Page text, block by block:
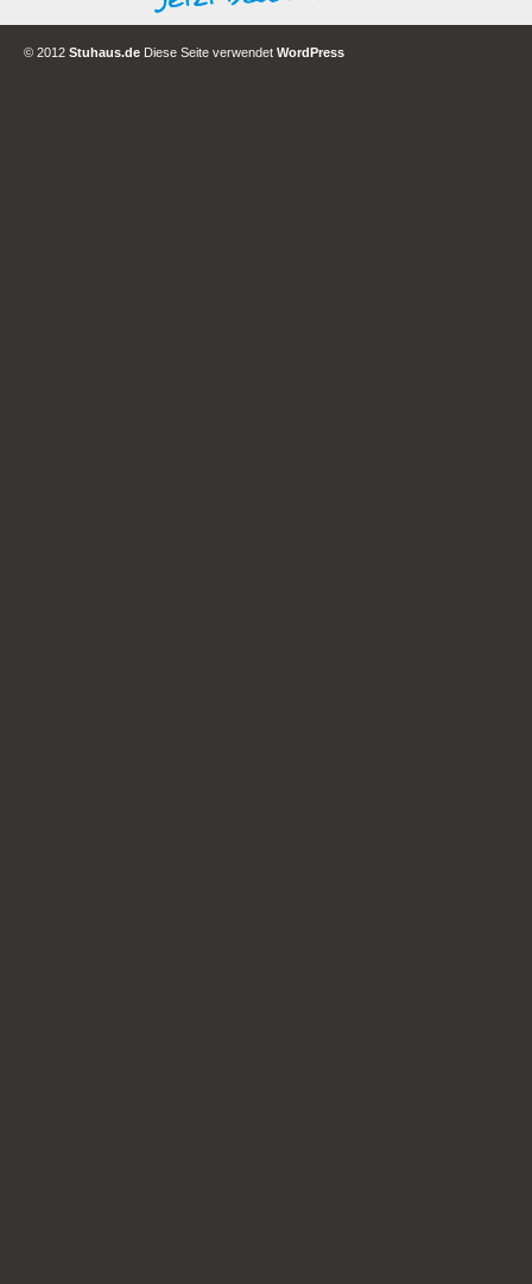
© 2012 Stuhaus.de Diese Seite verwendet WordPress